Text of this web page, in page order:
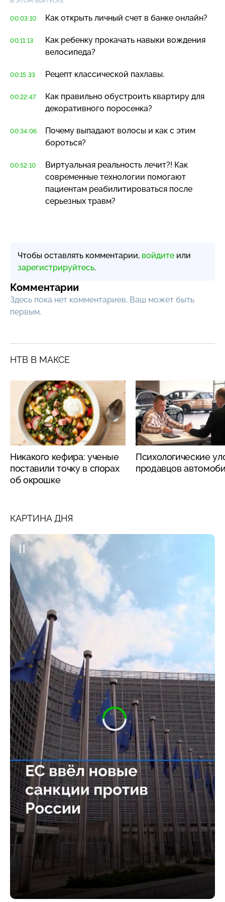
00:03:10 Как открыть личный счет в банке онлайн?
00:11:13
Как ребенку прокачать навыки вождения
велосипеда?
00:15:33 Рецепт классической пахлавы.
00:22:47
Как правильно обустроить квартиру для
декоративного поросенка?
00:34:06
Почему выпадают волосы и как с этим
бороться?
00:52:10
Виртуальная реальность лечит?! Как
современные технологии помогают
пациентам реабилитироваться после
серьезных травм?
Чтобы оставлять комментарии, войдите или
зарегистрируйтесь.
Комментарии
Здесь пока нет комментариев, Ваш может быть
первым.
НТВ В МАКСЕ
Никакого кефира: ученые
поставили точку в спорах
об окрошке
Психологические
продавцов
КАРТИНА ДНЯ